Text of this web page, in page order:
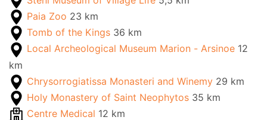
Paia Zoo 23 km
Tomb of the Kings 36 km
Local Archeological Museum Marion - Arsinoe 12
km
Chrysorrogiatissa Monasteri and Winemy 29 km
Holy Monastery of Saint Neophytos 35 km
Centre Medical 12 km